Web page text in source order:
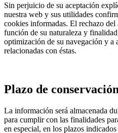
Sin perjuicio de su aceptación
nuestra web y sus utilidades
cookies informadas. El rechazo del
función de su naturaleza y
optimización de su navegación y a
relacionadas con éstas.
Plazo de conservación
La información será almacenada
para cumplir con las finalidades
en especial, en los plazos